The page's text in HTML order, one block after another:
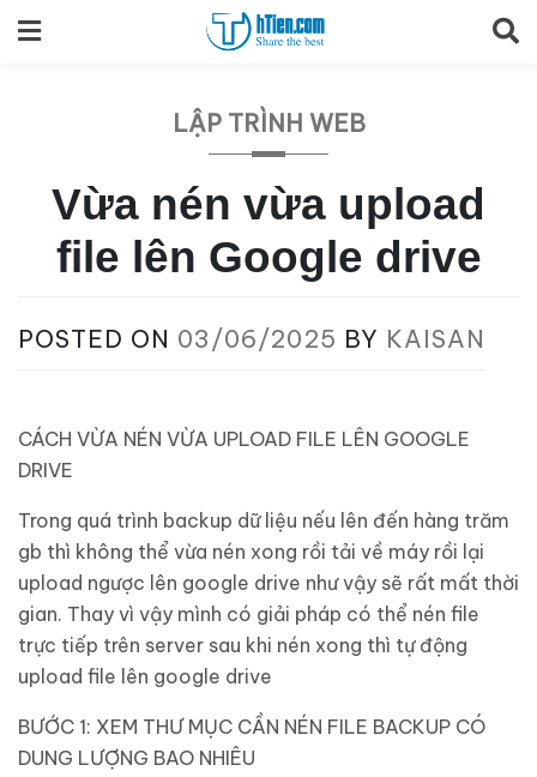
to
LẬP TRÌNH WEB
Vừa nén vừa upload
file lên Google drive
POSTED ON 03/06/2025 BY KAISAN
CÁCH VỪA NÉN VỪA UPLOAD FILE LÊN GOOGLE
DRIVE
Trong quá trình backup dữ liệu nếu lên đến hàng trăm
gb thì không thể vừa nén xong rồi tải về máy rồi lại
upload ngược lên google drive như vậy sẽ rất mất thời
gian. Thay vì vậy mình có giải pháp có thể nén file
trực tiếp trên server sau khi nén xong thì tự động
upload file lên google drive
BƯỚC 1: XEM THƯ MỤC CẦN NÉN FILE BACKUP CÓ
DUNG LƯỢNG BAO NHIÊU